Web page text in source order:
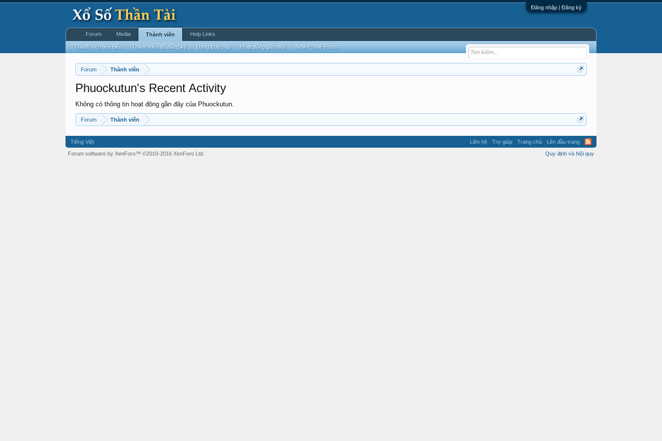
Đăng nhập | Đăng ký
Forum Thành viên
Phuockutun's Recent Activity
Không có thông tin hoạt động gần đây của Phuockutun.
Forum Thành viên
Forum Media Thành viên
Thành viên tiêu biểu Thành viên đã đăng ký Đang truy cập Hoạt động gần đây New Profile Posts
Help Links
Tiếng Việt Liên hệ Trợ giúp Trang chủ
Lên đầu trang
Quy định và Nội quy
Forum software by XenForo™ ©2010-2016 XenForo Ltd.